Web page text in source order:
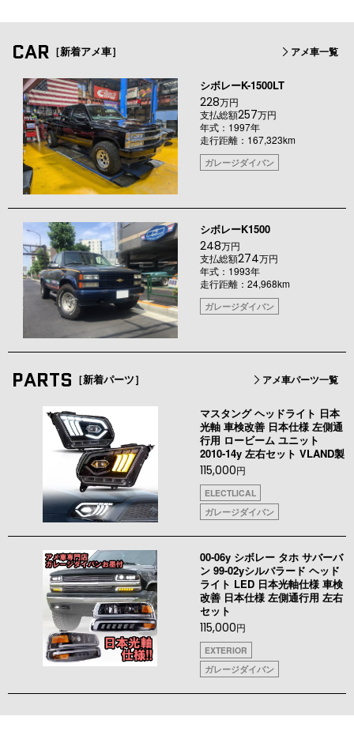
CAR ［新着アメ車］ アメ車一覧
シボレーK-1500LT
228万円
支払総額257万円
年式：1997年
走行距離：167,323km
ガレージダイバン
シボレーK1500
248万円
支払総額274万円
年式：1993年
走行距離：24,968km
ガレージダイバン
PARTS ［新着パーツ］ アメ車パーツ一覧
マスタング ヘッドライト 日本
光軸 車検改善 日本仕様 左側通
行用 ロービーム ユニット
2010-14y 左右セット VLAND製
115,000円
ELECTLICAL
ガレージダイバン
00-06y シボレー タホ サバーバ
ン 99-02yシルバラード ヘッド
ライト LED 日本光軸仕様 車検
改善 日本仕様 左側通行用 左右
セット
115,000円
EXTERIOR
ガレージダイバン